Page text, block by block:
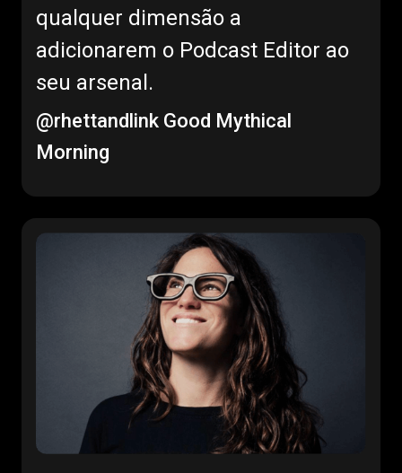
qualquer dimensão a
adicionarem o Podcast Editor ao
seu arsenal.
@rhettandlink Good Mythical
Morning